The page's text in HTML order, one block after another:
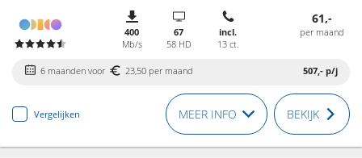
400
Mb/s
67
58 HD
incl.
13 ct.
61,-
per maand
6 maanden voor 23,50 per maand 507,- p/j
Vergelijken MEER INFO BEKIJK